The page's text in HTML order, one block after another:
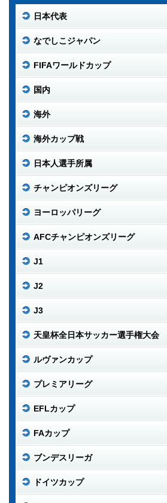
日本代表
なでしこジャパン
FIFAワールドカップ
国内
海外
海外カップ戦
日本人選手所属
チャンピオンズリーグ
ヨーロッパリーグ
AFCチャンピオンズリーグ
J1
J2
J3
天皇杯全日本サッカー選手権大会
ルヴァンカップ
プレミアリーグ
EFLカップ
FAカップ
ブンデスリーガ
ドイツカップ